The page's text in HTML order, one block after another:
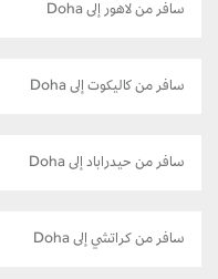
سافر من لاهور إلى Doha
سافر من كاليكوت إلى Doha
سافر من حيدراباد إلى Doha
سافر من كراتشي إلى Doha